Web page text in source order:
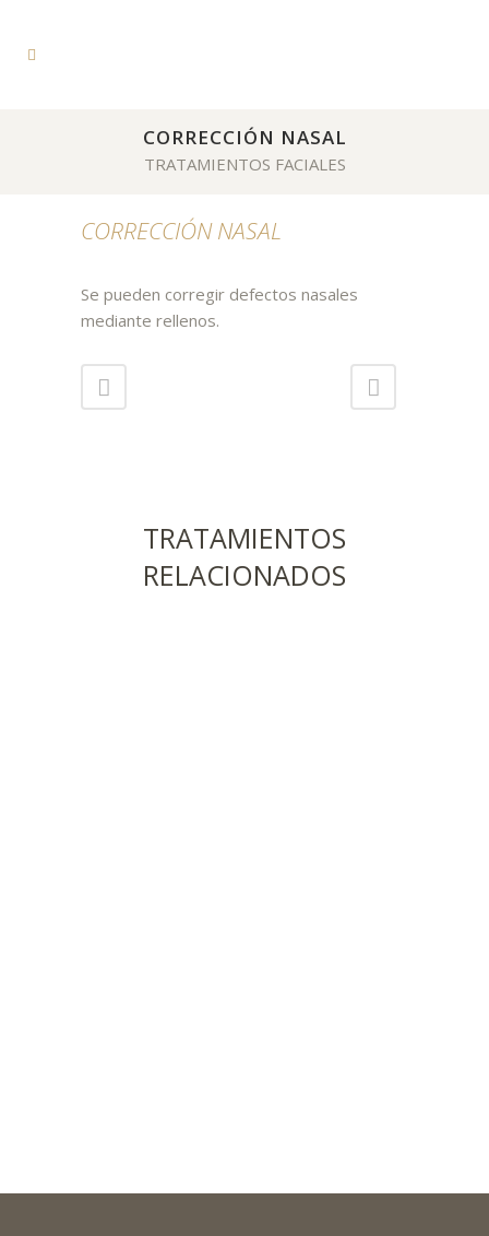
CORRECCIÓN NASAL
TRATAMIENTOS FACIALES
CORRECCIÓN NASAL
Se pueden corregir defectos nasales
mediante rellenos.
TRATAMIENTOS
RELACIONADOS